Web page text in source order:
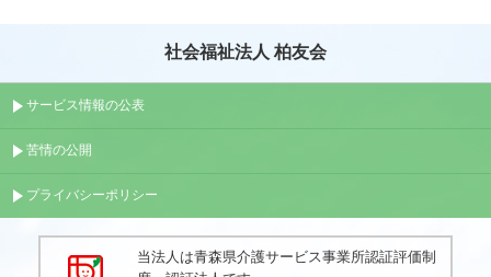
社会福祉法人 柏友会
サービス情報の公表
苦情の公開
プライバシーポリシー
当法人は青森県介護サービス事業所認証評価制